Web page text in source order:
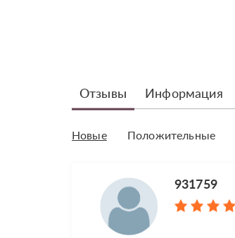
Отзывы Информация
Новые Положительные
931759